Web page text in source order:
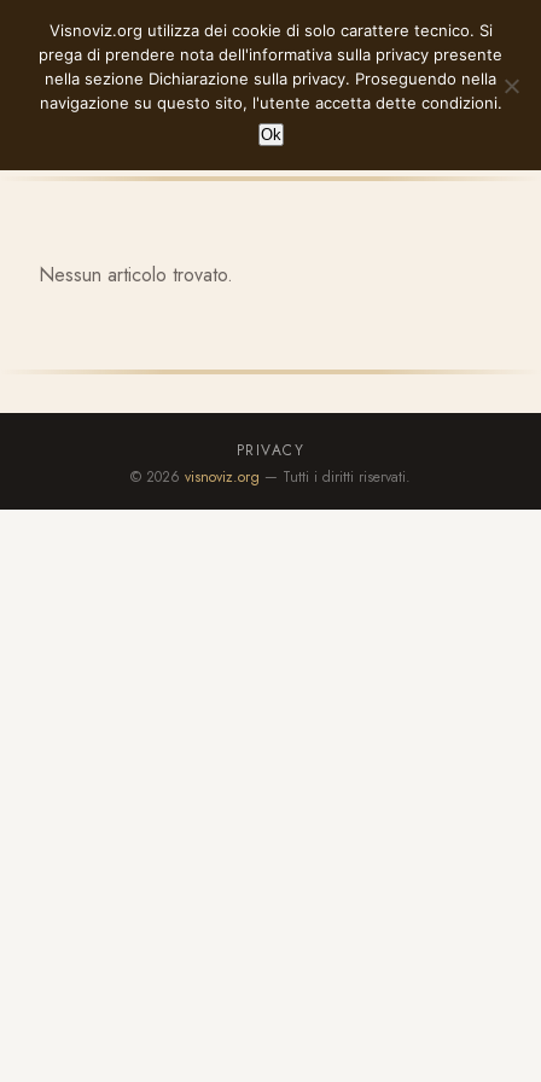
contenuto
VISNOVIZ.ORG
Nessun articolo trovato.
PRIVACY
© 2026 visnoviz.org — Tutti i diritti riservati.
Visnoviz.org utilizza dei cookie di solo carattere tecnico. Si
prega di prendere nota dell'informativa sulla privacy presente
nella sezione Dichiarazione sulla privacy. Proseguendo nella
navigazione su questo sito, l'utente accetta dette condizioni.
Ok